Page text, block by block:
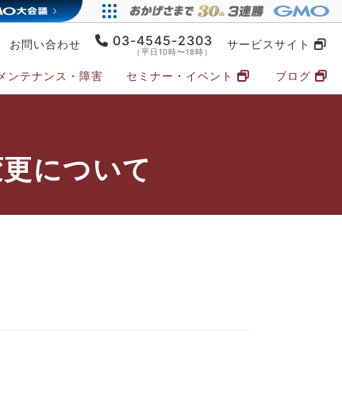
お問い合わせ 03-4545-2303
（平日10時〜18時）
サービスサイト
メンテナンス・障害 セミナー・イベント ブログ
について